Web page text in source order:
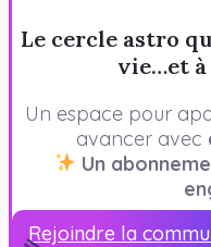
Le cercle astro
vie…et
Un espace pour
avancer avec
Un
Rejoindre la